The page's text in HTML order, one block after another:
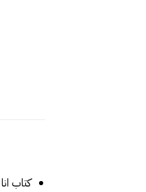
كتاب